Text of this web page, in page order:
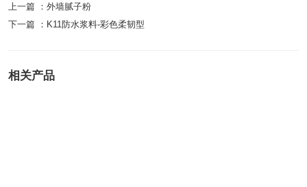
上一篇 ： 外墙腻子粉
下一篇 ： K11防水浆料-彩色柔韧型
相关产品